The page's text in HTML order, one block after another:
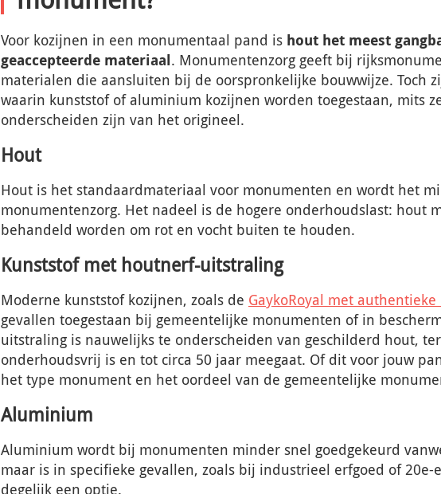
Voor kozijnen in een monumentaal pand is hout het meest
geaccepteerde materiaal. Monumentenzorg geeft bij
materialen die aansluiten bij de oorspronkelijke bouwwijze. Toch
waarin kunststof of aluminium kozijnen worden toegestaan, mits
onderscheiden zijn van het origineel.
Hout
Hout is het standaardmateriaal voor monumenten en wordt het
monumentenzorg. Het nadeel is de hogere onderhoudslast: hout
behandeld worden om rot en vocht buiten te houden.
Kunststof met houtnerf-uitstraling
Moderne kunststof kozijnen, zoals de GaykoRoyal met
gevallen toegestaan bij gemeentelijke monumenten of in
uitstraling is nauwelijks te onderscheiden van geschilderd hout,
onderhoudsvrij is en tot circa 50 jaar meegaat. Of dit voor jouw
het type monument en het oordeel van de gemeentelijke
Aluminium
Aluminium wordt bij monumenten minder snel goedgekeurd
maar is in specifieke gevallen, zoals bij industrieel erfgoed of 20e-
degelijk een optie.